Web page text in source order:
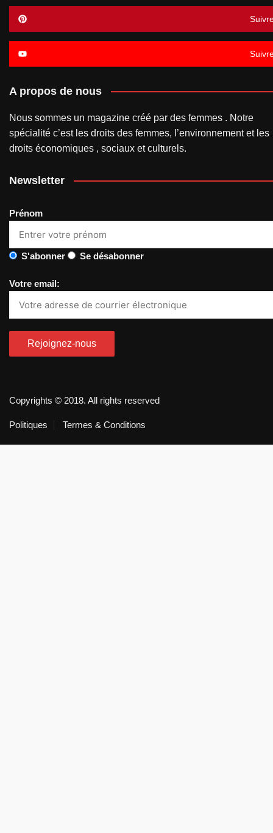
A propos de nous
Nous sommes un magazine créé par des femmes . Notre
spécialité c’est les droits des femmes, l’environnement et les
droits économiques , sociaux et culturels.
Newsletter
Prénom
S'abonner Se désabonner
Votre email:
Copyrights © 2018. All rights reserved
Politiques Termes & Conditions